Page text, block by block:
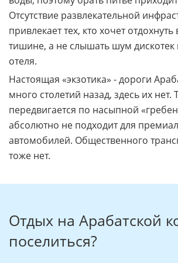
воды, поэтому брать питье
Отсутствие развлекательной
привлекает тех, кто хочет отдохнуть
тишине, а не слышать шум дискотек
отеля.
Настоящая «экзотика» - дороги
много столетий назад, здесь их нет.
передвигается по насыпной
абсолютно не подходит для
автомобилей. Общественного
Отдых на Арабатской
поселиться?